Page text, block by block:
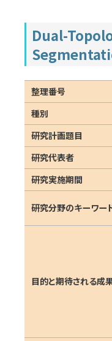
Dual-
整理番号
種別
研究計画題目
研究代表者
研究実施期間
研究分野のキーワー
目的と期待される成